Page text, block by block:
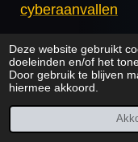
Deze website gebruikt
doeleinden en/of het
Door gebruik te blijven
hiermee akkoord.
cyberaanvallen
Retailers, bereid je
…datalekken,
cybercriminelen
Lees meer »
kwetsbaarhed…